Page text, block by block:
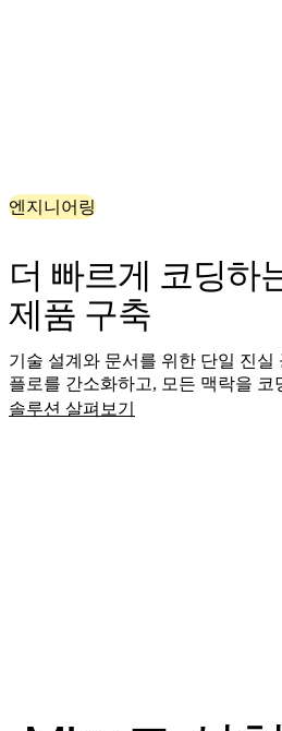
금융 서비스
제약 및 생명과학
팀별
제품 관리
디자인 및 UX
엔지니어링
엔지니어링
더 빠르게 코딩하
제품 구축
기술 설계와 문서를 위한 단일 진
플로를 간소화하고, 모든 맥락을
솔루션 살펴보기